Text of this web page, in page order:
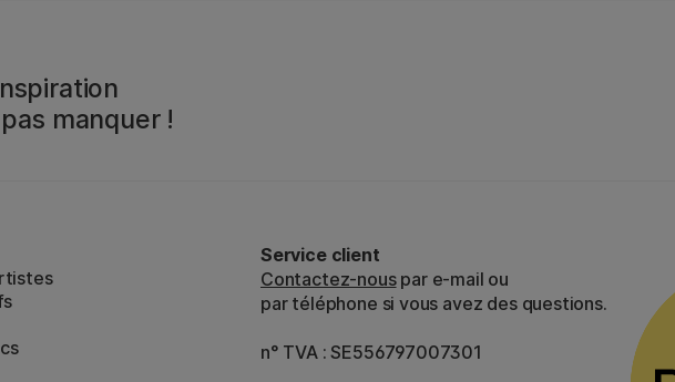
manquer !
Service client
Contactez-nouspar e-mail ou
par téléphone si vous avez des questions.
n° TVA : SE556797007301